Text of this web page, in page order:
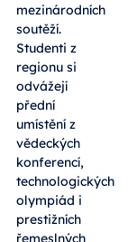
mezinárodních
soutěží.
Studenti z
regionu si
odvážejí
přední
umístění z
vědeckých
konferencí,
technologických
olympiád i
prestižních
řemeslných